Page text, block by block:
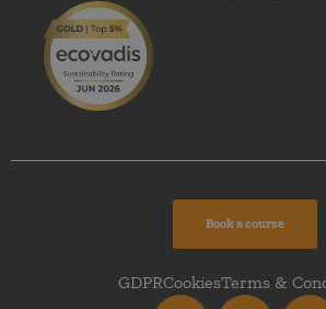
Book a course
GDPRCookiesTerms &